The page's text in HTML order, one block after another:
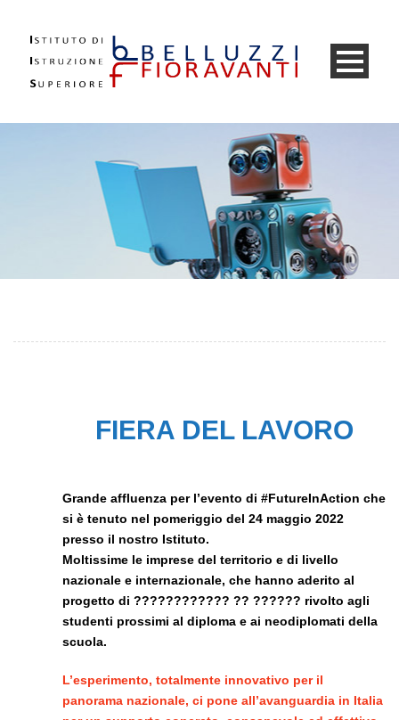
FIERA DEL LAVORO
Grande affluenza per l’evento di #FutureInAction che
si è tenuto nel pomeriggio del 24 maggio 2022
presso il nostro Istituto.
Moltissime le imprese del territorio e di livello
nazionale e internazionale, che hanno aderito al
progetto di ???????????? ?? ?????? rivolto agli
studenti prossimi al diploma e ai neodiplomati della
scuola.
L’esperimento, totalmente innovativo per il
panorama nazionale, ci pone all’avanguardia in Italia